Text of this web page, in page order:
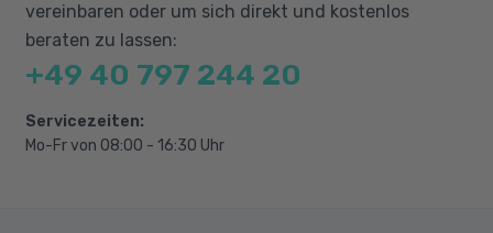
vereinbaren oder um sich direkt und kostenlos
beraten zu lassen:
+49 40 797 244 20
Servicezeiten:
Mo-Fr von 08:00 - 16:30 Uhr